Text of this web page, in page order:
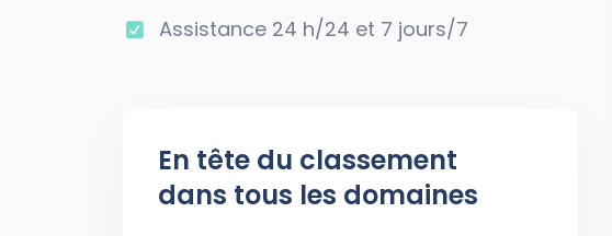
Assistance 24 h/24 et 7 jours/7
En tête du classement
dans tous les domaines